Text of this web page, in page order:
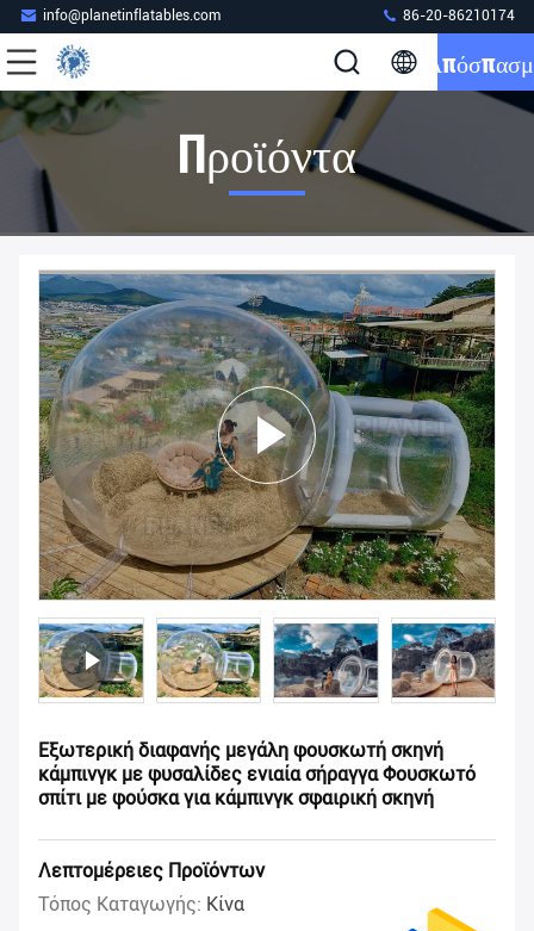
info@planetinflatables.com 86-20-86210174
Προϊόντα
Εξωτερική διαφανής μεγάλη φουσκωτή σκηνή
κάμπινγκ με φυσαλίδες ενιαία σήραγγα Φουσκωτό
σπίτι με φούσκα για κάμπινγκ σφαιρική σκηνή
Λεπτομέρειες Προϊόντων
Τόπος Καταγωγής: Κίνα